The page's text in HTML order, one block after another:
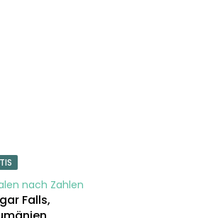
nach Zahlen
Falls,